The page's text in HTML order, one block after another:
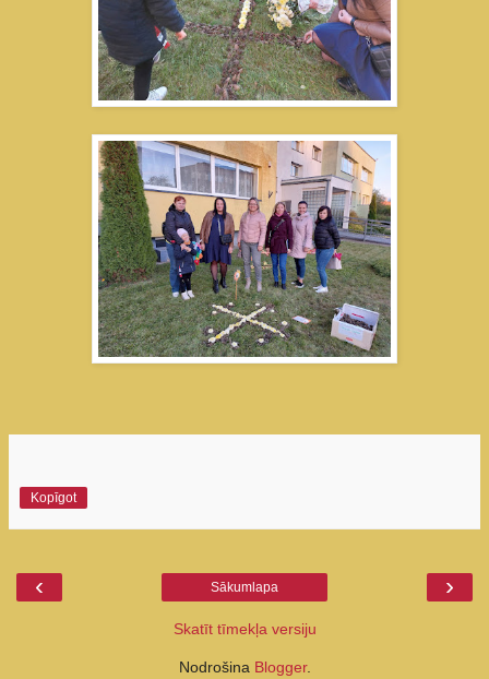
Kopīgot
‹ ›
Sākumlapa
Skatīt tīmekļa versiju
Nodrošina Blogger.